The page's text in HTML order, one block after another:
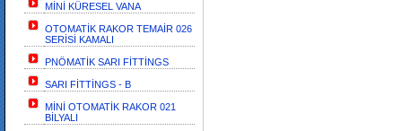
MİNİ KÜRESEL VANA
OTOMATİK RAKOR TEMAİR 026
SERİSİ KAMALI
PNÖMATİK SARI FİTTİNGS
SARI FİTTİNGS - B
MİNİ OTOMATİK RAKOR 021
BİLYALI